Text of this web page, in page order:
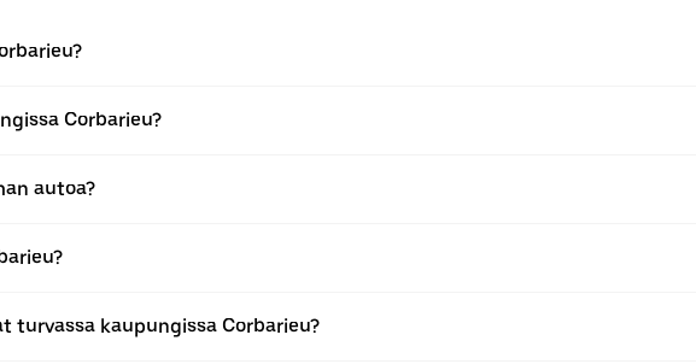
Corbarieu?
autoa?
kaupungissa Corbarieu?